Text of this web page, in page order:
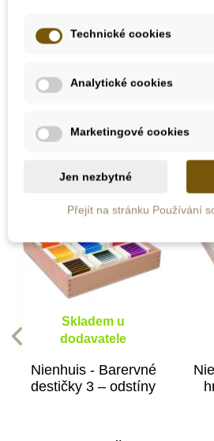
kategorii:
Skladem u
dodavatele
Nienhuis - Barervné
destičky 3 – odstíny
Technické cookies
Analytické cookies
Marketingové cookies
Jen nezbytné
Přejít na stránku Používání